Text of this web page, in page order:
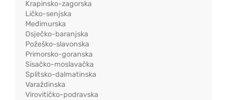
Krapinsko-zagorska
Ličko-senjska
Međimurska
Osječko-baranjska
Požeško-slavonska
Primorsko-goranska
Sisačko-moslavačka
Splitsko-dalmatinska
Varaždinska
Virovitičko-podravska